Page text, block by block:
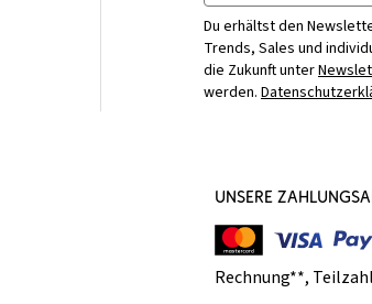
Du erhältst den
Trends, Sales und
die Zukunft unter
werden.
UNSERE
Rechnung**,